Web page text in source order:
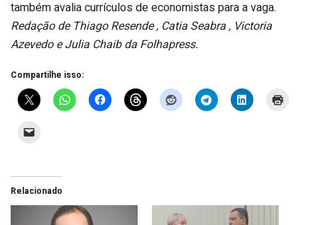
também avalia currículos de economistas para a vaga.
Redação de Thiago Resende , Catia Seabra , Victoria
Azevedo e Julia Chaib da Folhapress.
Compartilhe isso:
Relacionado